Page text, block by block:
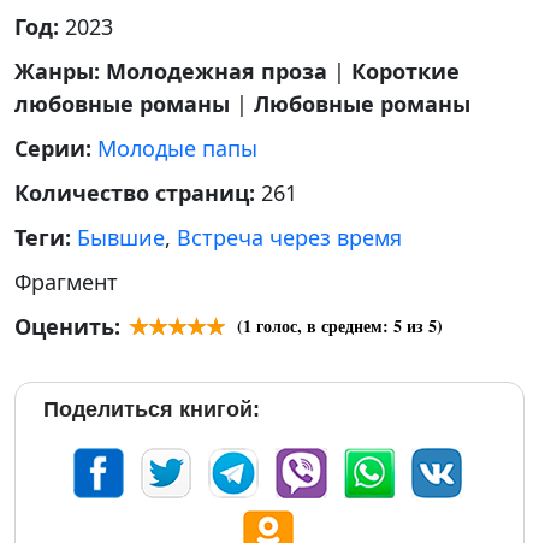
Год: 2023
Жанры: Молодежная проза | Короткие
любовные романы | Любовные романы
Серии: Молодые папы
Количество страниц: 261
Теги: Бывшие, Встреча через время
Фрагмент
Оценить:
(1 голос, в среднем: 5из 5)
Поделиться книгой: